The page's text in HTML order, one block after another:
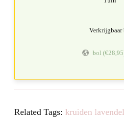
Verkrijgbaar
bol
Related Tags: kruiden lavendel